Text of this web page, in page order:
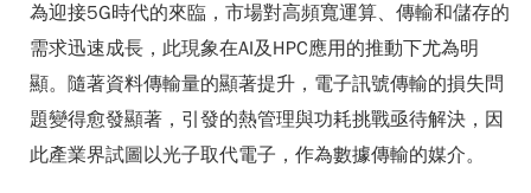
為迎接5G時代的來臨，市場對高頻寬運算、傳輸和儲存的
需求迅速成長，此現象在AI及HPC應用的推動下尤為明
顯。隨著資料傳輸量的顯著提升，電子訊號傳輸的損失問
題變得愈發顯著，引發的熱管理與功耗挑戰亟待解決，因
此產業界試圖以光子取代電子，作為數據傳輸的媒介。